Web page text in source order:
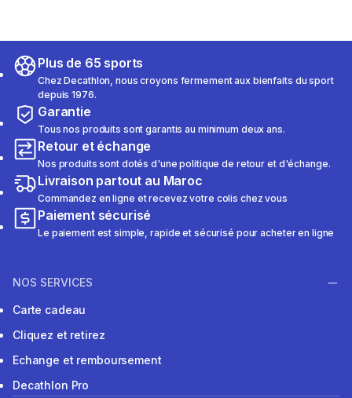
Plus de 65 sports
Chez Decathlon, nous croyons fermement aux bienfaits du sport
depuis 1976.
Garantie
Tous nos produits sont garantis au minimum deux ans.
Retour et échange
Nos produits sont dotés d'une politique de retour et d'échange.
Livraison partout au Maroc
Commandez en ligne et recevez votre colis chez vous
Paiement sécurisé
Le paiement est simple, rapide et sécurisé pour acheter en ligne
NOS SERVICES
Carte cadeau
Cliquez et retirez
Echange et remboursement
Decathlon Pro